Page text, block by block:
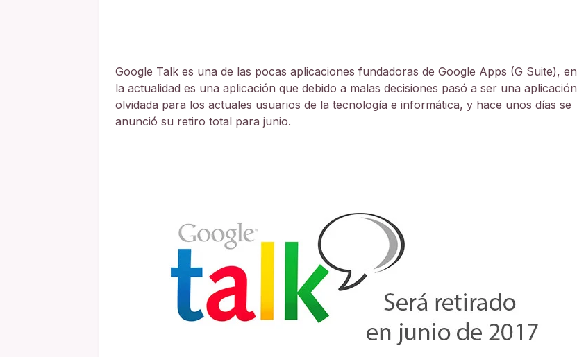
Google Talk es una de las pocas aplicaciones fundadoras de Google Apps (G Suite), en
la actualidad es una aplicación que debido a malas decisiones pasó a ser una aplicación
olvidada para los actuales usuarios de la tecnología e informática, y hace unos días se
anunció su retiro total para junio.